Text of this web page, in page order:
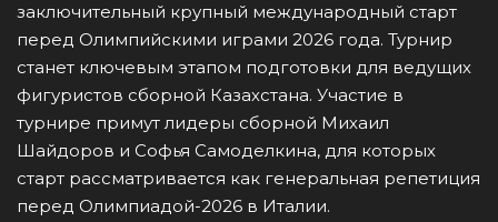
заключительный крупный международный старт
перед Олимпийскими играми 2026 года. Турнир
станет ключевым этапом подготовки для ведущих
фигуристов сборной Казахстана. Участие в
турнире примут лидеры сборной Михаил
Шайдоров и Софья Самоделкина, для которых
старт рассматривается как генеральная репетиция
перед Олимпиадой-2026 в Италии.